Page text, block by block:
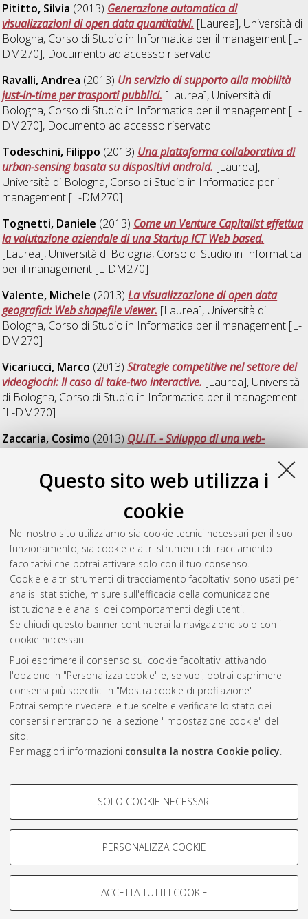
Questo sito web utilizza i
cookie
Nel nostro sito utilizziamo sia cookie tecnici necessari per il suo
funzionamento, sia cookie e altri strumenti di tracciamento
facoltativi che potrai attivare solo con il tuo consenso.
Cookie e altri strumenti di tracciamento facoltativi sono usati per
analisi statistiche, misure sull'efficacia della comunicazione
istituzionale e analisi dei comportamenti degli utenti.
Se chiudi questo banner continuerai la navigazione solo con i
cookie necessari.
Puoi esprimere il consenso sui cookie facoltativi attivando
l'opzione in "Personalizza cookie" e, se vuoi, potrai esprimere
consensi più specifici in "Mostra cookie di profilazione".
Potrai sempre rivedere le tue scelte e verificare lo stato dei
consensi rientrando nella sezione "Impostazione cookie" del
sito.
Per maggiori informazioni consulta la nostra Cookie policy.
COOKIE DI PROFILAZIONE -
Si tratta di cookie utilizzati per analizzare le caratteristiche della
navigazione degli utenti, creare profili in base al loro comportamento
Mostra cookie di profilazione
COOKIE TECNICI - NECESSARI
SOLO COOKIE NECESSARI
PERSONALIZZA COOKIE
ACCETTA TUTTI I COOKIE
Pititto, Silvia (2013) Generazione automatica di
visualizzazioni di open data quantitativi. [Laurea], Università di
Bologna, Corso di Studio in Informatica per il management [L-
DM270], Documento ad accesso riservato.
Ravalli, Andrea (2013) Un servizio di supporto alla mobilità
just-in-time per trasporti pubblici. [Laurea], Università di
Bologna, Corso di Studio in Informatica per il management [L-
DM270], Documento ad accesso riservato.
Todeschini, Filippo (2013) Una piattaforma collaborativa di
urban-sensing basata su dispositivi android. [Laurea],
Università di Bologna, Corso di Studio in Informatica per il
management [L-DM270]
Tognetti, Daniele (2013) Come un Venture Capitalist effettua
la valutazione aziendale di una Startup ICT Web based.
[Laurea], Università di Bologna, Corso di Studio in Informatica
per il management [L-DM270]
Valente, Michele (2013)La visualizzazione di open data
geografici: Web shapefile viewer. [Laurea], Università di
Bologna, Corso di Studio in Informatica per il management [L-
DM270]
Vicariucci, Marco (2013)Strategie competitive nel settore dei
videogiochi: Il caso di take-two interactive. [Laurea], Università
di Bologna, Corso di Studio in Informatica per il management
[L-DM270]
Zaccaria, Cosimo (2013) QU.IT. - Sviluppo di una web-
Informatica per il management [L-DM270]
Documento ad accesso riservato.
Momentum strategies per la selezione
[Laurea], Università di Bologna, Corso di Studio inInformatica
per il management [L-DM270], Documento ad accesso
riservato.
Questa lista e' stata generata ilSat Aug 8 20:36:47 2026
CEST
Atom
Rss 1.0
Rss 2.0
AMS Laurea
Impostazioni Cookie
Informativa sulla privacy
Condizioni d’uso del sito